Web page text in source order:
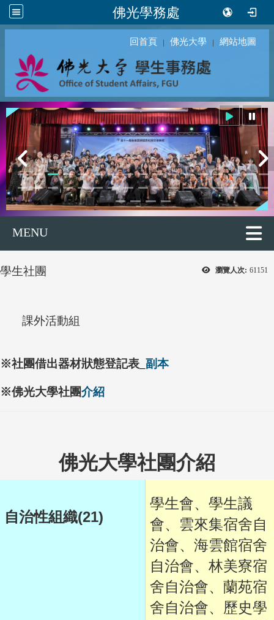
佛光學務處
回首頁 ｜ 佛光大學 ｜ 網站地圖
MENU
瀏覽人次: 61151
學生社團
課外活動組
※社團借出器材狀態登記表_ 副本
※佛光大學社團介紹
佛光大學社團介紹
自治性組織(21)
學生會、學生議
會、雲來集宿舍自
治會、海雲館宿舍
自治會、林美寮宿
舍自治會、蘭苑宿
舍自治會、歷史學